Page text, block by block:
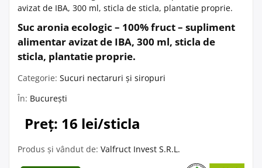
Suc aronia ecologic – 100% fruct – supliment
alimentar avizat de IBA, 300 ml, sticla de
sticla, plantatie proprie.
Categorie: Sucuri nectaruri și siropuri
În: București
Preț: 16 lei/sticla
Produs și vândut de: Valfruct Invest S.R.L.